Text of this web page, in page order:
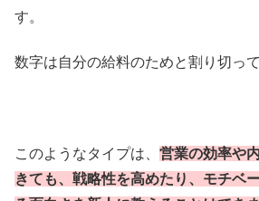
す。
数字は自分の給料のためと割り切っ
このようなタイプは、 営業の効率や
きても、戦略性を高めたり、モチベ